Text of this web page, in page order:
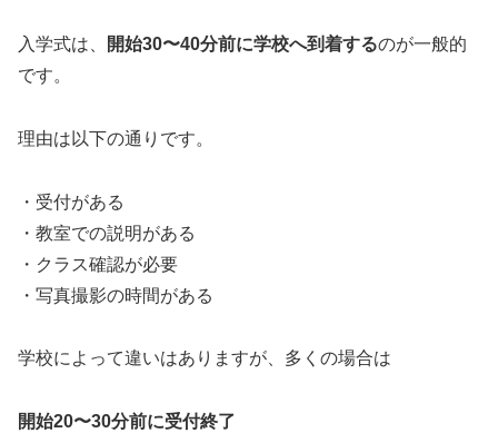
入学式は、 開始30〜40分前に学校へ到着するのが一般的
です。
理由は以下の通りです。
・受付がある
・教室での説明がある
・クラス確認が必要
・写真撮影の時間がある
学校によって違いはありますが、多くの場合は
開始20〜30分前に受付終了